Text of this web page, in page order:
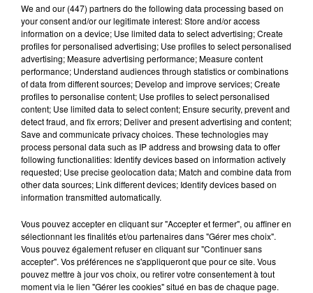
Lecture (4 min 19 sec)
100%
100% Radio les infos de l'Ariege
18 novembre 2024 - 4 min 19 sec
LES INFOS DE L'ARIEGE DU 18/11/2024 À
09H00
We and our (447) partnersdo the following data processing based on
your consent and/or our legitimate interest: Store and/or access
information on a device; Use limited data to select advertising; Create
profiles for personalised advertising; Use profiles to select personalised
advertising; Measure advertising performance; Measure content
performance; Understand audiences through statistics or combinations
of data from different sources; Develop and improve services; Create
profiles to personalise content; Use profiles to select personalised
content; Use limited data to select content; Ensure security, prevent and
detect fraud, and fix errors; Deliver and present advertising and content;
Save and communicate privacy choices. These technologies may
process personal data such as IP address and browsing data to offer
following functionalities: Identify devices based on information actively
requested; Use precise geolocation data; Match and combine data from
other data sources; Link different devices; Identify devices based on
information transmitted automatically.
Vous pouvez accepter en cliquant sur "Accepter et fermer", ou affiner en
sélectionnant les finalités et/ou partenaires dans "Gérer mes choix".
Vous pouvez également refuser en cliquant sur "Continuer sans
accepter". Vos préférences ne s'appliqueront que pour ce site. Vous
pouvez mettre à jour vos choix, ou retirer votre consentement à tout
moment via le lien "Gérer les cookies" situé en bas de chaque page.